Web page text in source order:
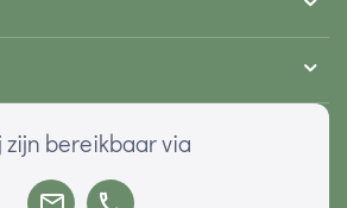
zijn bereikbaar via